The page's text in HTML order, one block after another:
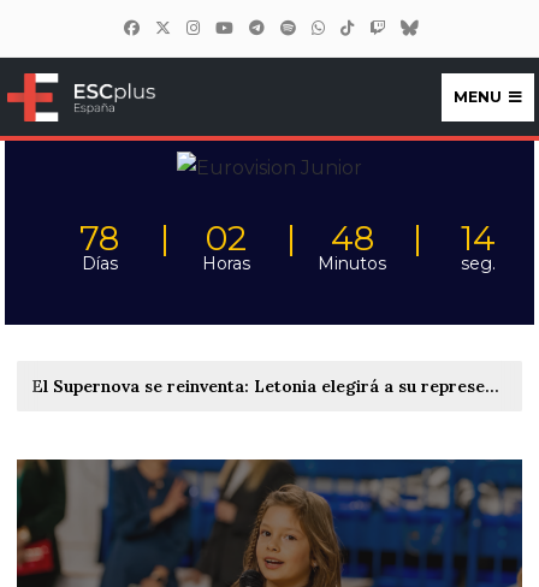
ESCplus España
MENU
78
Días
02
Horas
48
Minutos
12
seg.
El Supernova se reinventa: Letonia elegirá a su representante en Eurovisión 2027 el 6 de febrero en una única gala celebrada en el Xiaomi Arena de Riga